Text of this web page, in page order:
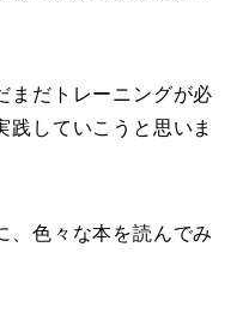
まだトレーニングが必
践していこうと思いま
、色々な本を読んでみ